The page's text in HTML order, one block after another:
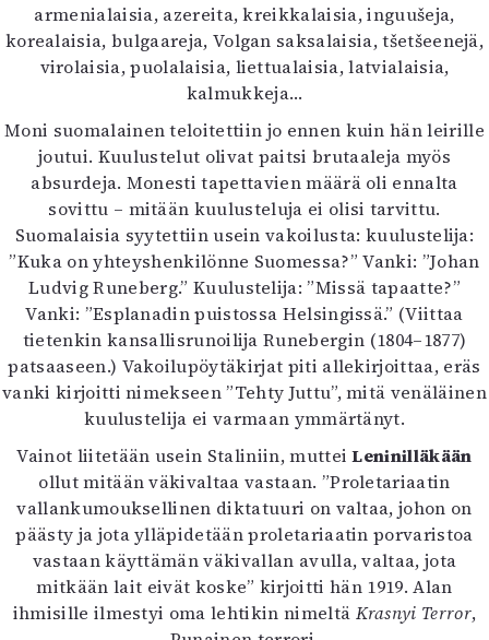
armenialaisia, azereita, kreikkalaisia, inguušeja,
korealaisia, bulgaareja, Volgan saksalaisia, tšetšeenejä,
virolaisia, puolalaisia, liettualaisia, latvialaisia,
kalmukkeja…
Moni suomalainen teloitettiin jo ennen kuin hän leirille
joutui. Kuulustelut olivat paitsi brutaaleja myös
absurdeja. Monesti tapettavien määrä oli ennalta
sovittu – mitään kuulusteluja ei olisi tarvittu.
Suomalaisia syytettiin usein vakoilusta: kuulustelija:
”Kuka on yhteyshenkilönne Suomessa?” Vanki: ”Johan
Ludvig Runeberg.” Kuulustelija: ”Missä tapaatte?”
Vanki: ”Esplanadin puistossa Helsingissä.” (Viittaa
tietenkin kansallisrunoilija Runebergin (1804–1877)
patsaaseen.) Vakoilupöytäkirjat piti allekirjoittaa, eräs
vanki kirjoitti nimekseen ”Tehty Juttu”, mitä venäläinen
kuulustelija ei varmaan ymmärtänyt.
Vainot liitetään usein Staliniin, mutteiLeninilläkään
ollut mitään väkivaltaa vastaan. ”Proletariaatin
vallankumouksellinen diktatuuri on valtaa, johon on
päästy ja jota ylläpidetään proletariaatin porvaristoa
vastaan käyttämän väkivallan avulla, valtaa, jota
mitkään lait eivät koske” kirjoitti hän 1919. Alan
ihmisille ilmestyi oma lehtikin nimeltä Krasnyi Terror,